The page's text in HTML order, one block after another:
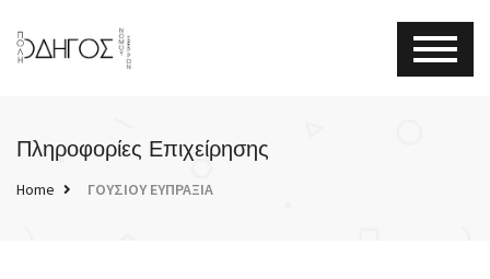
Πληροφορίες Επιχείρησης
Home ΓΟΥΣΙΟΥ ΕΥΠΡΑΞΙΑ